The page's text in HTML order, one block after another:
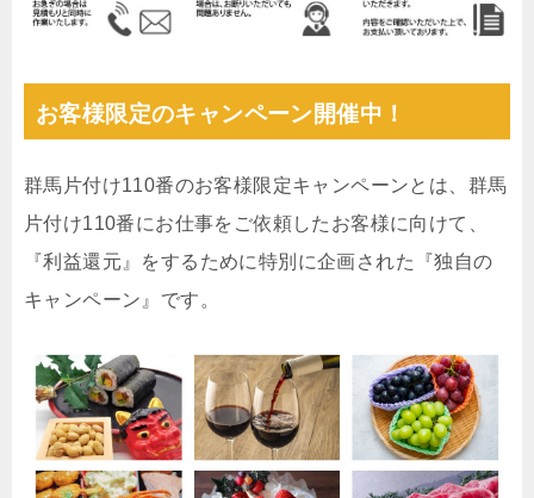
お客様限定のキャンペーン開催中！
群馬片付け110番のお客様限定キャンペーンとは、群馬
片付け110番にお仕事をご依頼したお客様に向けて、
『利益還元』をするために特別に企画された『独自の
キャンペーン』です。